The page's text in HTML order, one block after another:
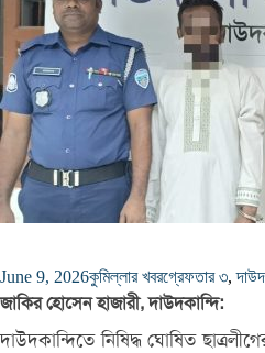
June 9, 2026কুমিল্লার খবরগ্রেফতার ৩,
জাকির হোসেন হাজারী, দাউদকান্দি:
দাউদকান্দিতে নিষিদ্ধ ঘোষিত